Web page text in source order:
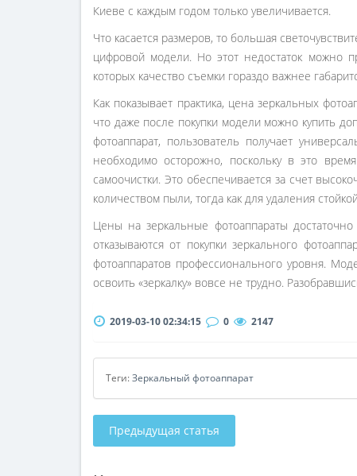
Киеве с каждым годом только увеличивается.
Что касается размеров, то большая
цифровой модели. Но этот недостаток можно
которых качество съемки гораздо важнее
Как показывает практика, цена зеркальных
что даже после покупки модели можно купить
фотоаппарат, пользователь получает
необходимо осторожно, поскольку в это
самоочистки. Это обеспечивается за счет
количеством пыли, тогда как для удаления
Цены на зеркальные фотоаппараты
отказываются от покупки зеркального
фотоаппаратов профессионального уровня.
освоить «зеркалку» вовсе не трудно.
2019-03-10 02:34:15 0 2147
Теги:Зеркальный фотоаппарат
Предыдущая статья